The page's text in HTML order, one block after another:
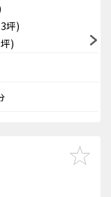
坪)
)